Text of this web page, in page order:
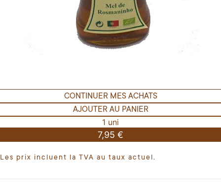
CONTINUER MES ACHATS
AJOUTER AU PANIER
1 uni
7,95 €
Les prix incluent la TVA au taux actuel.